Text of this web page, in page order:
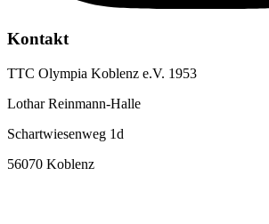
Kontakt
TTC Olympia Koblenz e.V. 1953
Lothar Reinmann-Halle
Schartwiesenweg 1d
56070 Koblenz